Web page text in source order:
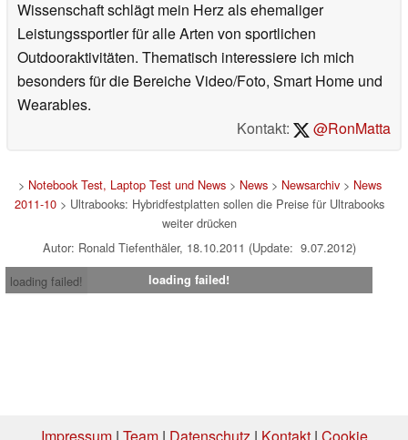
Wissenschaft schlägt mein Herz als ehemaliger
Leistungssportler für alle Arten von sportlichen
Outdooraktivitäten. Thematisch interessiere ich mich
besonders für die Bereiche Video/Foto, Smart Home und
Wearables.
Kontakt:
@RonMatta
> Notebook Test, Laptop Test und News> News> Newsarchiv> News
2011-10 > Ultrabooks: Hybridfestplatten sollen die Preise für Ultrabooks
weiter drücken
Autor: Ronald Tiefenthäler, 18.10.2011 (Update: 9.07.2012)
loading failed!
loading failed!
Impressum| Team| Datenschutz | Kontakt| Cookie